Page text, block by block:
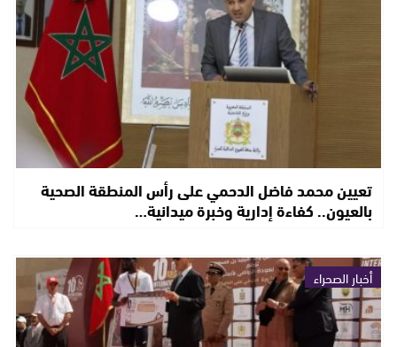
تعيين محمد فاضل الدحمي على رأس المنطقة الصحية
بالعيون.. كفاءة إدارية وخبرة ميدانية…
أخبار الصحراء